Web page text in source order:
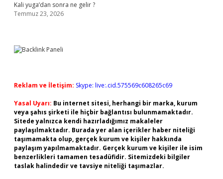
Kali yuga’dan sonra ne gelir ?
Temmuz 23, 2026
Reklam ve İletişim: Skype: live:.cid.575569c608265c69
Yasal Uyarı: Bu internet sitesi, herhangi bir marka, kurum
veya şahıs şirketi ile hiçbir bağlantısı bulunmamaktadır.
Sitede yalnızca kendi hazırladığımız makaleler
paylaşılmaktadır. Burada yer alan içerikler haber niteliği
taşımamakta olup, gerçek kurum ve kişiler hakkında
paylaşım yapılmamaktadır. Gerçek kurum ve kişiler ile isim
benzerlikleri tamamen tesadüfidir. Sitemizdeki bilgiler
taslak halindedir ve tavsiye niteliği taşımazlar.